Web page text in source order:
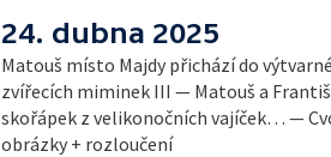
24. dubna 2025
Matouš místo Majdy přichází do
zvířecích miminek III — Matouš a
skořápek z velikonočních vajíček… —
obrázky + rozloučení